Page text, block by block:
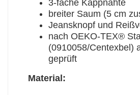
3-fache Kappnähte
breiter Saum (5 cm
Jeansknopf und
nach OEKO-TEX®
(0910058/Centexbel)
geprüft
Material: